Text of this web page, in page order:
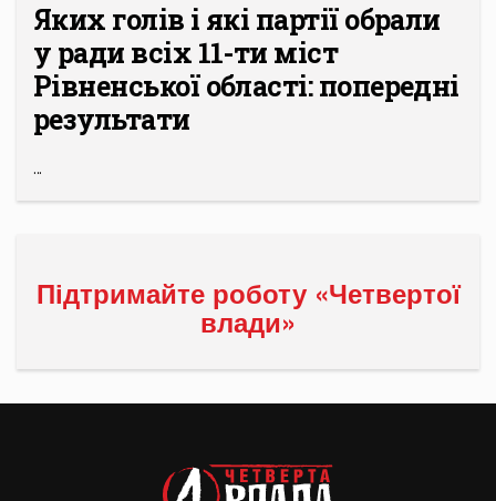
Яких голів і які партії обрали
у ради всіх 11-ти міст
Рівненської області: попередні
результати
...
Підтримайте роботу «Четвертої
влади»